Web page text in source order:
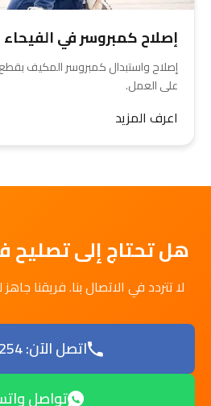
إصلاح كمبروسر في الفيحاء
إصلاح واستبدال كمبروسر المكيف
على العمل.
اعرف المزيد
هل تحتاج إلى
لا تتردد في الاتصال بنا. فريقنا
اتصل الآن: 55334254
تواصل